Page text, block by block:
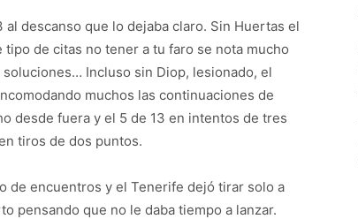
descanso que lo dejaba claro. Sin Huertas el
de citas no tener a tu faro se nota mucho
Incluso sin Diop, lesionado, el
muchos las continuaciones de
desde fuera y el 5 de 13 en intentos de tres
tiros de dos puntos.
de encuentros y el Tenerife dejó tirar solo a
pensando que no le daba tiempo a lanzar.